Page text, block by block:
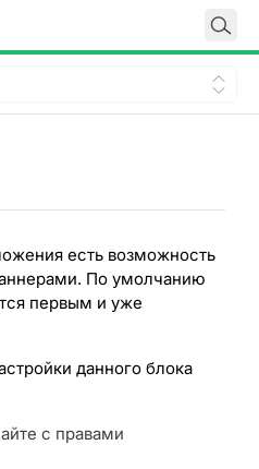
есть возможность
По умолчанию
первым и уже
данного блока
с правами